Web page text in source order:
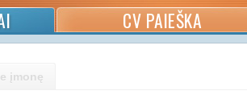
CV PAIEŠKA
įmonę